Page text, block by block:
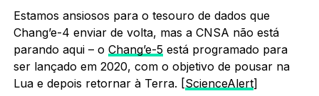
Estamos ansiosos para o tesouro de dados que
Chang’e-4 enviar de volta, mas a CNSA não está
parando aqui – o Chang’e-5 está programado para
ser lançado em 2020, com o objetivo de pousar na
Lua e depois retornar à Terra. [ScienceAlert]